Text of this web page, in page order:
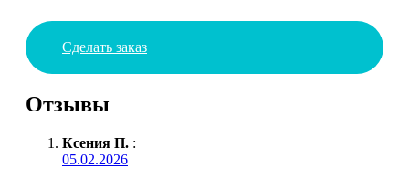
Сделать заказ
Отзывы
Ксения П. :
05.02.2026